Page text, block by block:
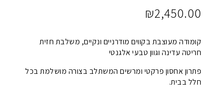
₪2,450.00
קומודה מעוצבת בקווים מודרניים ונקיים, משלבת חזית
חריטה עדינה וגוון טבעי אלגנטי
פתרון אחסון פרקטי ומרשים המשתלב בצורה מושלמת בכל
חלל בבית.